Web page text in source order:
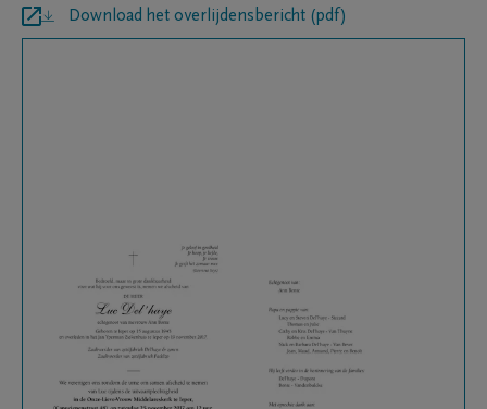
Download het overlijdensbericht (pdf)